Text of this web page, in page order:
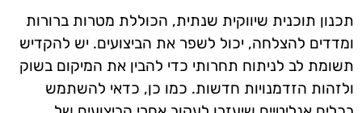
תכנון תוכנית שיווקית שנתית, הכוללת מטרות ברורות
ומדדים להצלחה, יכול לשפר את הביצועים. יש להקדיש
תשומת לב לניתוח תחרותי כדי להבין את המיקום בשוק
ולזהות הזדמנויות חדשות. כמו כן, כדאי להשתמש